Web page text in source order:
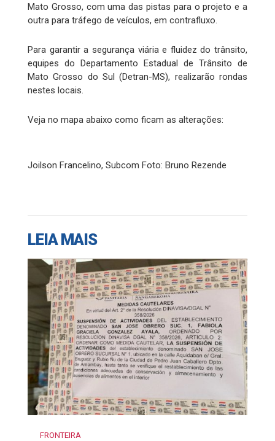
Mato Grosso, com uma das pistas para o projeto e a
outra para tráfego de veículos, em contrafluxo.
Para garantir a segurança viária e fluidez do trânsito,
equipes do Departamento Estadual de Trânsito de
Mato Grosso do Sul (Detran-MS), realizarão rondas
nestes locais.
Veja no mapa abaixo como ficam as alterações:
Joilson Francelino, Subcom Foto: Bruno Rezende
LEIA MAIS
FRONTEIRA